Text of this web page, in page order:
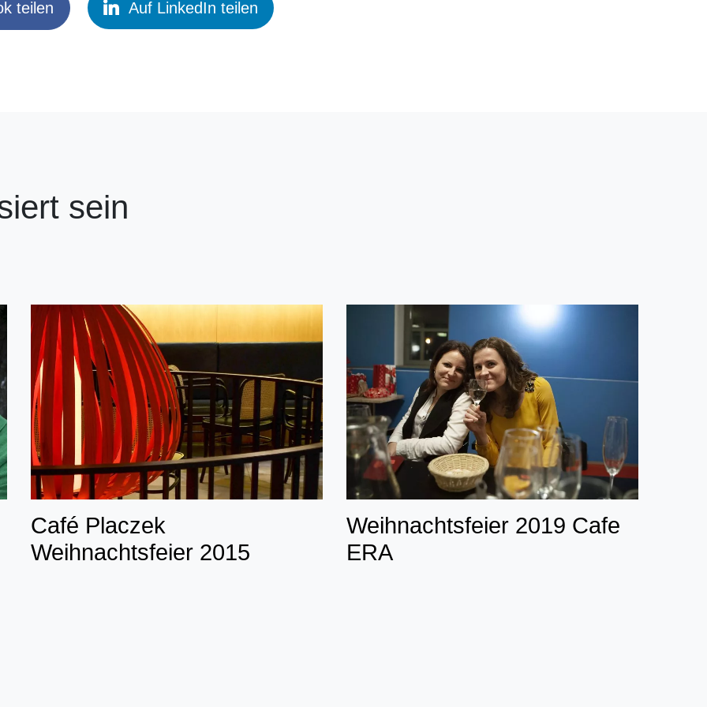
teilen Auf LinkedIn teilen
sein
Café Placzek
Weihnachtsfeier 2015
Weihnachtsfeier 2019 Cafe
ERA